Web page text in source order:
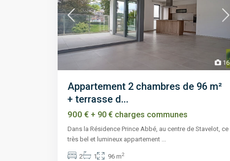
16
Appartement 2 chambres de 96 m²
+ terrasse d...
900 € + 90 € charges communes
Dans la Résidence Prince Abbé, au centre de Stavelot, ce
très bel et lumineux appartement
2 1 96 m2